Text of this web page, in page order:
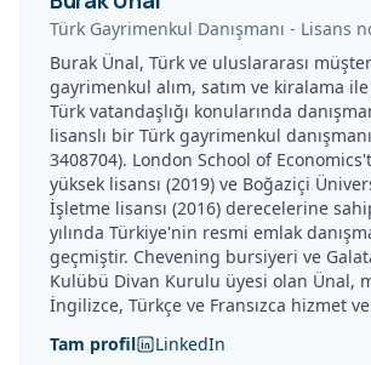
Türk Gayrimenkul Danışmanı - Lisans
Burak Ünal, Türk ve uluslararası
gayrimenkul alım, satım ve kiralama ile
Türk vatandaşlığı konularında
lisanslı bir Türk gayrimenkul
3408704). London School of
yüksek lisansı (2019) ve Boğaziçi
İşletme lisansı (2016) derecelerine
yılında Türkiye'nin resmi emlak
geçmiştir. Chevening bursiyeri ve
Kulübü Divan Kurulu üyesi olan Ünal,
İngilizce, Türkçe ve Fransızca hizmet
Tam profil
LinkedIn